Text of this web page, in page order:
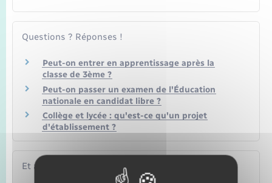
Questions ? Réponses !
Peut-on entrer en apprentissage après la
classe de 3ème ?
Peut-on passer un examen de l'Éducation
nationale en candidat libre ?
Collège et lycée : qu'est-ce qu'un projet
d'établissement ?
Et aussi